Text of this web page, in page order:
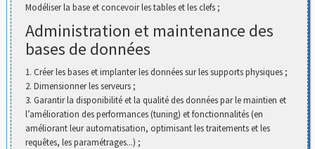
Modéliser la base et concevoir les tables et les clefs ;
Administration et maintenance des
bases de données
1. Créer les bases et implanter les données sur les supports physiques ;
2. Dimensionner les serveurs ;
3. Garantir la disponibilité et la qualité des données par le maintien et
l’amélioration des performances (tuning) et fonctionnalités (en
améliorant leur automatisation, optimisant les traitements et les
requêtes, les paramétrages...) ;